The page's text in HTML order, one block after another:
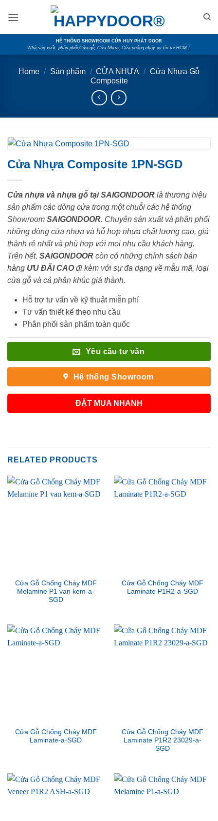
HỆ THỐNG SHOWROOM CỬA HUY PHÁT DOOR
Nhà sản xuất, phân phối Cửa gỗ, Cửa Nhựa, Cửa chống cháy uy tín tại HCM !
Home / Sản phẩm / CỬA NHỰA / Cửa Nhựa Gỗ
Composite
Cửa Nhựa Composite 1PN-SGD
Cửa nhựa và nhựa gỗ tại SAIGONDOOR là thương hiệu
sản phẩm các dòng cửa trong một chuỗi các hệ thống
Showroom SAIGONDOOR. Chuyên sản xuất và phân phối
những dòng cửa nhựa và hỗ hợp nhựa chất lượng cao, giá
thành rẻ nhất và phù hợp với mọi nhu cầu khách hàng.
Trên hết, SAIGONDOOR còn có những chính sách bán
hàng ƯU ĐÃI CAOđi kèm với sự đa dạng về mẫu mã, loại
cửa gỗ và cả phân khúc giá thành.
Hỗ trợ tư vấn về kỹ thuật miễn phí
Tư vấn thiết kế theo nhu cầu
Phân phối sản phẩm toàn quốc
Yêu cầu tư vấn
Hệ thống Showroom
ĐẶT MUA NHANH
RELATED PRODUCTS
Cửa Gỗ Chống Cháy MDF
Melamine P1 van kem-a-
SGD
Cửa Gỗ Chống Cháy MDF
Laminate P1R2-a-SGD
Cửa Gỗ Chống Cháy MDF
Laminate-a-SGD
Cửa Gỗ Chống Cháy MDF
Laminate P1R2 23029-a-
SGD